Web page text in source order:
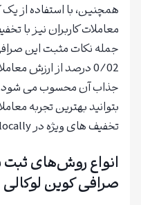
همچنین، با استفاده از
معاملات کاربران نیز با
جمله نکات مثبت این
0/02 درصد از ارزش
جذاب آن محسوب می شود.
بتوانید بهترین تجربه
تخفیف های ویژه در Coinlocally داشته باشید.
انواع روش‌های
صرافی کوین لوکالی